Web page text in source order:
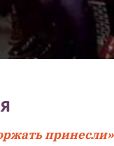
принесли»